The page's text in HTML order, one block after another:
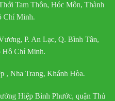
Tam Thôn, Hóc Môn, Thành
Chí Minh.
P. An Lạc, Q. Bình Tân,
Hồ Chí Minh.
, Nha Trang, Khánh Hòa.
Hiệp Bình Phước, quận Thủ